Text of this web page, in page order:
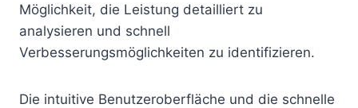
Möglichkeit, die Leistung detailliert zu
analysieren und schnell
Verbesserungsmöglichkeiten zu identifizieren.
Die intuitive Benutzeroberfläche und die schnelle